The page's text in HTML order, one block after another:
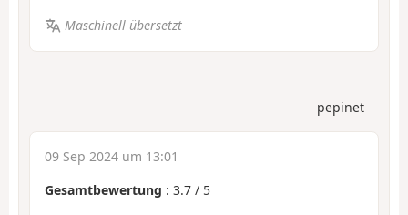
Maschinell übersetzt
pepinet
09 Sep 2024 um 13:01
Gesamtbewertung : 3.7 / 5